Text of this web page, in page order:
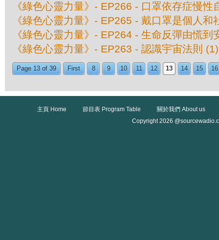
《綠色心靈力量》- EP266 - 口罩依存症慢性
《綠色心靈力量》- EP265 - 戴口罩是個人和
《綠色心靈力量》- EP264 - 生命反彈由慌到
《綠色心靈力量》- EP263 - 認識宇宙法則 (1)
Page 13 of 39 First 8 9 10 11 12 13 14 15 16
主頁 Home 節目表 Program Table
關於我們 About us
Copyright 2026